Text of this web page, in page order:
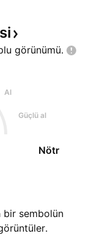
görünümü.
Al
Güçlü al
Nötr
bir sembolün